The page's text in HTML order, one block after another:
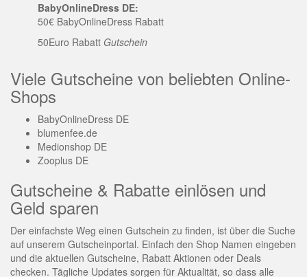
BabyOnlineDress DE:
50€ BabyOnlineDress Rabatt
50Euro Rabatt Gutschein
Viele Gutscheine von beliebten Online-
Shops
BabyOnlineDress DE
blumenfee.de
Medionshop DE
Zooplus DE
Gutscheine & Rabatte einlösen und
Geld sparen
Der einfachste Weg einen Gutschein zu finden, ist über die Suche
auf unserem Gutscheinportal. Einfach den Shop Namen eingeben
und die aktuellen Gutscheine, Rabatt Aktionen oder Deals
checken. Tägliche Updates sorgen für Aktualität, so dass alle